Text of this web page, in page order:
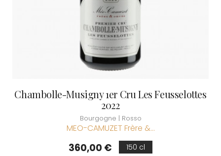
Chambolle-Musigny 1er Cru Les Feusselottes
2022
Bourgogne | Rosso
MEO-CAMUZET Frère &...
Prezzo
360,00 € 150 cl